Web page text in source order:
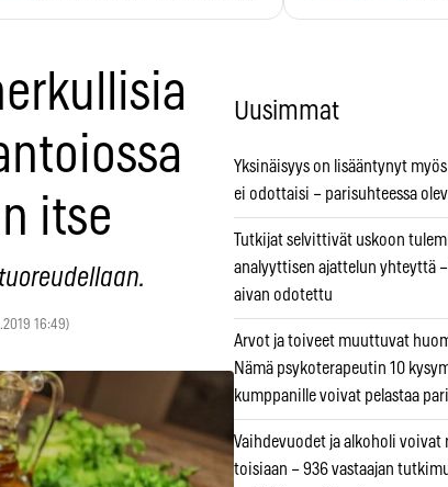
itse
16:49)
Uusimmat
Yksinäisyys on lisääntynyt myös
ei odottaisi – parisuhteessa
Tutkijat selvittivät uskoon
analyyttisen ajattelun yhteyttä
aivan odotettu
Arvot ja toiveet muuttuvat
Nämä psykoterapeutin 10
kumppanille voivat pelastaa
Vaihdevuodet ja alkoholi voivat
toisiaan – 936 vastaajan